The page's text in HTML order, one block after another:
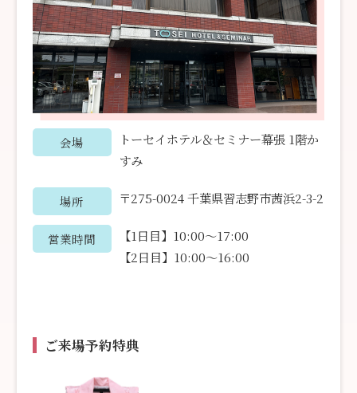
会場
トーセイホテル＆セミナー幕張 1階か
すみ
場所 〒275-0024 千葉県習志野市茜浜2-3-2
営業時間
【1日目】10:00〜17:00
【2日目】10:00〜16:00
ご来場予約特典